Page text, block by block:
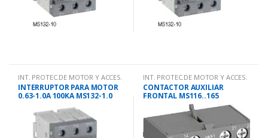
INT. PROTEC.DE MOTOR Y ACCES.
INTERRUPTOR PARA MOTOR
0.63-1.0A 100KA MS132-1.0
INT. PROTEC.DE MOTOR Y ACCES.
CONTACTOR AUXILIAR
FRONTAL MS116..165
1NA+1NC HKF1-11 ESTADO